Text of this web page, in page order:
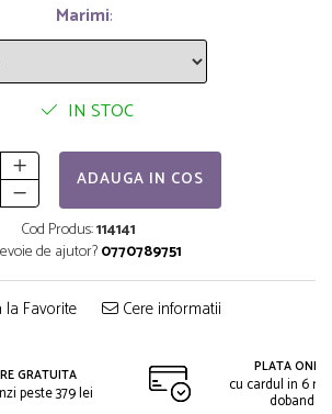
Marimi:
IN STOC
ADAUGA IN COS
Cod Produs:114141
de ajutor?0770789751
la Favorite Cere informatii
GRATUITA
peste 379 lei
PLATA
cu cardul in 6
dobanda